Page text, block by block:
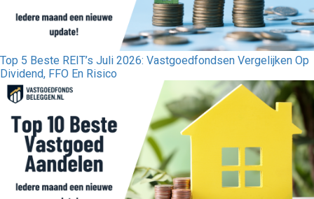
Top 5 Beste REIT’s Juli 2026: Vastgoedfondsen Vergelijken Op
Dividend, FFO En Risico